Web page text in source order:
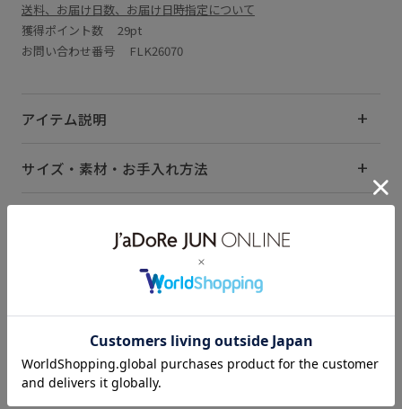
送料、お届け日数、お届け日時指定について
獲得ポイント数 29pt
お問い合わせ番号 FLK26070
アイテム説明
サイズ・素材・お手入れ方法
2BUY10%OFF対象商品 FL26_0330 Vネック
きれいめ さらっとした肌触り さらりとした
オフィス カジュアル カーディガン
コーディネートのアクセント
もっと見る